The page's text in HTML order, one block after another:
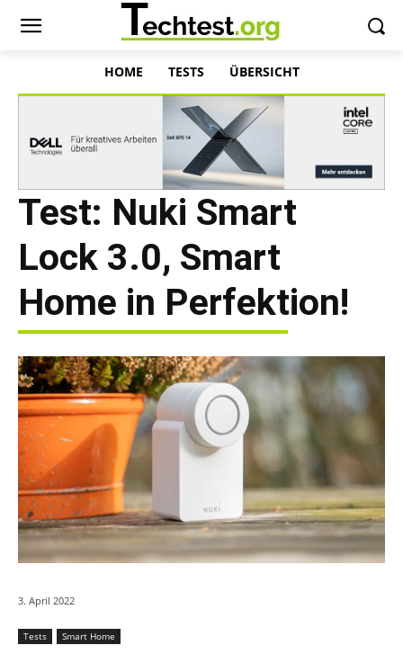
HOME TESTS ÜBERSICHT
Test: Nuki Smart
Lock 3.0, Smart
Home in Perfektion!
3. April 2022
Tests Smart Home